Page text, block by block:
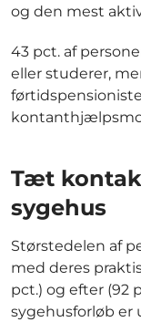
og den mest
43 pct. af
eller studerer,
Tæt
sygehus
Størstedelen af
med deres
pct.) og efter (92
sygehusforløb er